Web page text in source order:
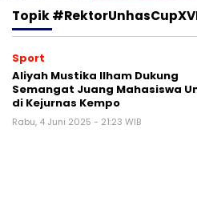
Topik
Sport
Aliyah Mustika Ilham Dukung
Semangat Juang Mahasiswa
di Kejurnas Kempo
Rabu, 4 Juni 2025 - 21:23 WIB